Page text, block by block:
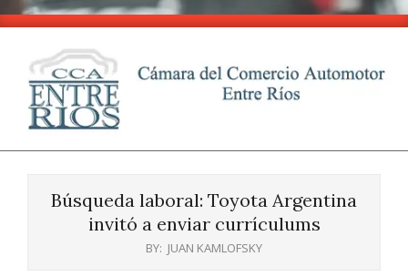
Skip
content
CCA
Entre
Búsqueda laboral: Toyota Argentina
invitó a enviar currículums
BY: JUAN KAMLOFSKY